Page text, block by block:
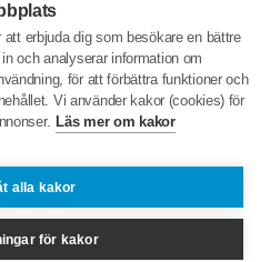
erbjuda dig som besökare en bättre
och analyserar information om
för att förbättra funktioner och
Vi använder kakor (cookies) för
Läs mer om kakor
alla kakor
för kakor